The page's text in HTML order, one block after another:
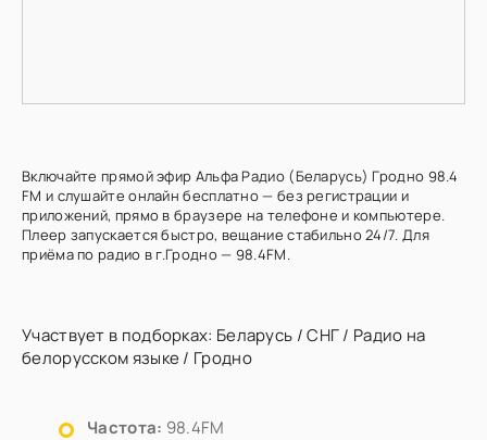
Включайте прямой эфир Альфа Радио (Беларусь) Гродно 98.4
FM и слушайте онлайн бесплатно — без регистрации и
приложений, прямо в браузере на телефоне и компьютере.
Плеер запускается быстро, вещание стабильно 24/7. Для
приёма по радио в г.Гродно — 98.4FM.
Участвует в подборках: Беларусь /СНГ/ Радио на
белорусском языке/ Гродно
Частота: 98.4FM